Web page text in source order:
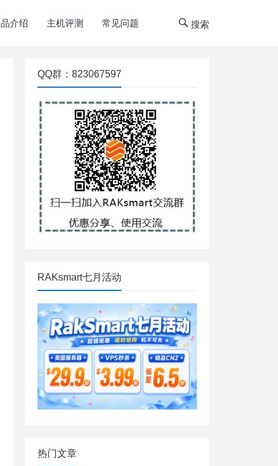
介绍 主机评测 常见问题 搜索
QQ群：823067597
RAKsmart七月活动
热门文章